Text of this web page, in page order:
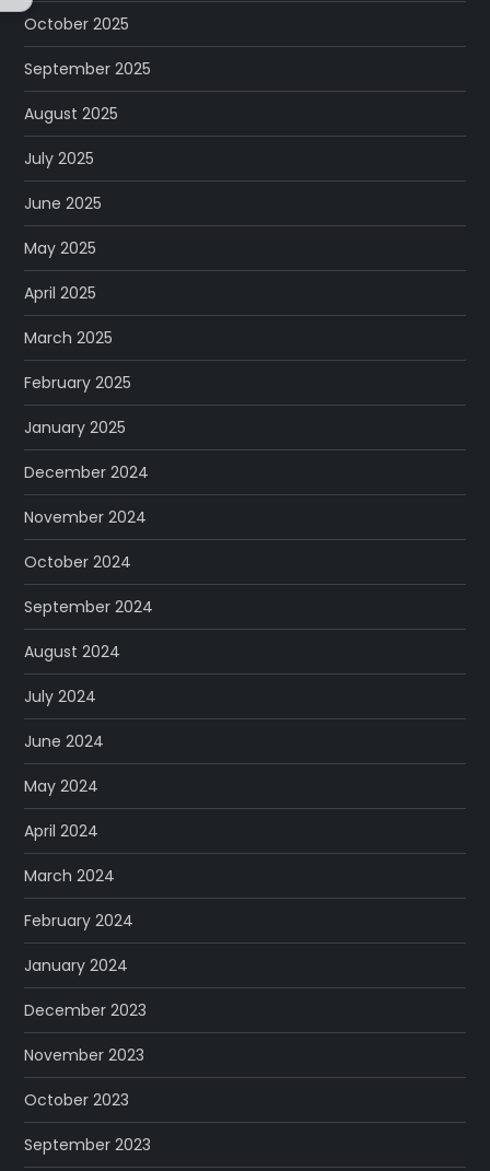
October 2025
September 2025
August 2025
July 2025
June 2025
May 2025
April 2025
March 2025
February 2025
January 2025
December 2024
November 2024
October 2024
September 2024
August 2024
July 2024
June 2024
May 2024
April 2024
March 2024
February 2024
January 2024
December 2023
November 2023
October 2023
September 2023